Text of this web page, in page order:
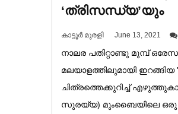
‘ത്രിസന്ധ്യ’യും
കാട്ടൂർ മുരളി June 13, 2021
നാലര പതിറ്റാണ്ടു മുമ്പ്
മലയാളത്തിലുമായി
ചിത്രത്തെക്കുറിച്ച്
സുരയ്യ) മുംബൈയിലെ ഒരു